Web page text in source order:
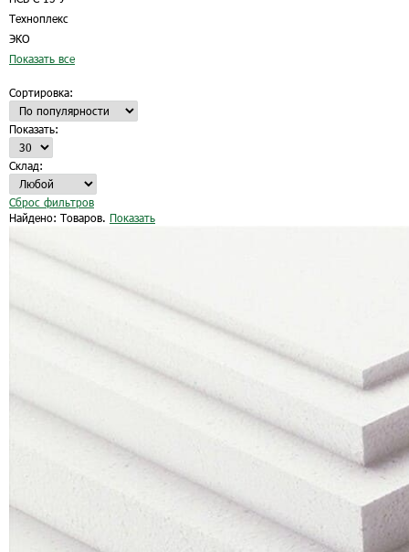
Техноплекс
ЭКО
Показать все
Сортировка:
Показать:
Склад:
Сброс фильтров
Найдено: Товаров. Показать